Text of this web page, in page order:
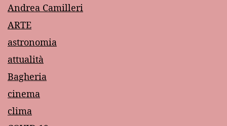
Andrea Camilleri
ARTE
astronomia
attualità
Bagheria
cinema
clima